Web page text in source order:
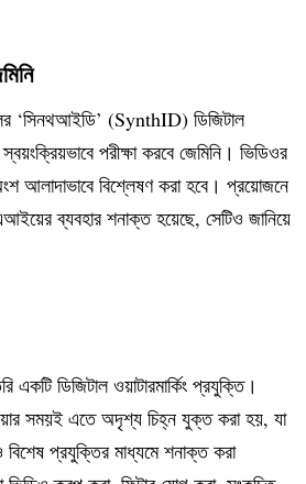
‘সিনথআইডি’ (SynthID) ডিজিটাল
পরীক্ষা করবে জেমিনি। ভিডিওর
আলাদাভাবে বিশ্লেষণ করা হবে। প্রয়োজনে
ব্যবহার শনাক্ত হয়েছে, সেটিও জানিয়ে
ডিজিটাল ওয়াটারমার্কিং প্রযুক্তি।
সময়ই এতে অদৃশ্য চিহ্ন যুক্ত করা হয়, যা
বিশেষ প্রযুক্তির মাধ্যমে শনাক্ত করা